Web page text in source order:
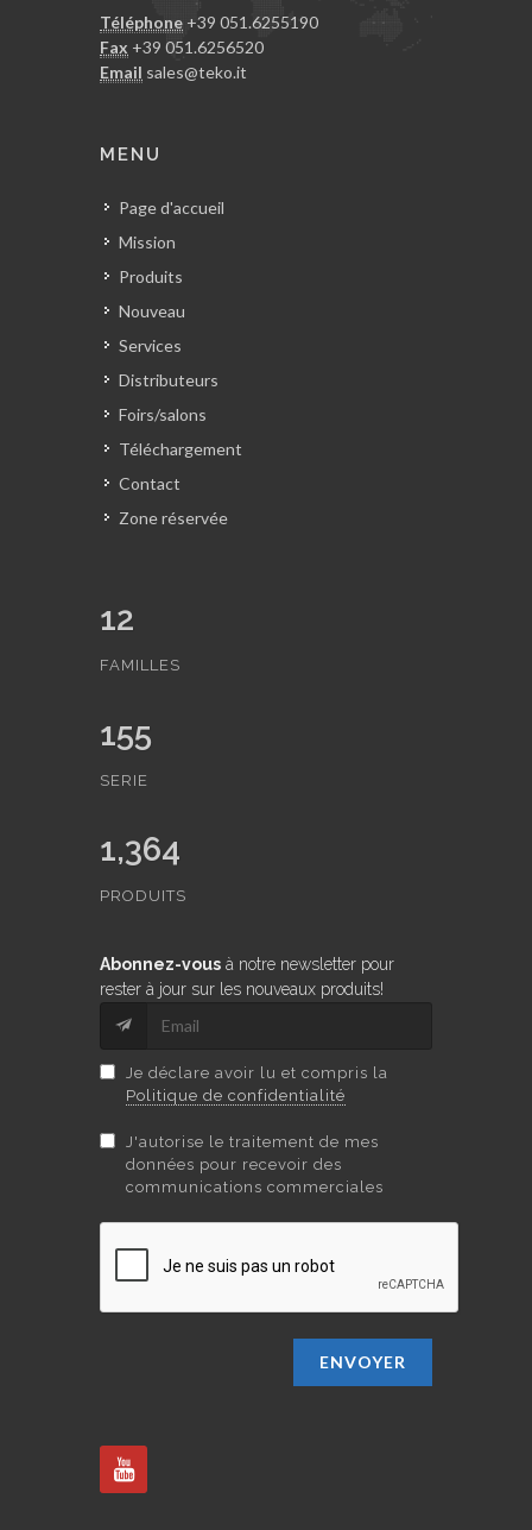
Téléphone +39 051.6255190
Fax +39 051.6256520
Email sales@teko.it
MENU
Page d'accueil
Mission
Produits
Nouveau
Services
Distributeurs
Foirs/salons
Téléchargement
Contact
Zone réservée
12
FAMILLES
155
SERIE
1,364
PRODUITS
Abonnez-vous à notre newsletter pour
rester à jour sur les nouveaux produits!
Je déclare avoir lu et compris la
Politique de confidentialité
J'autorise le traitement de mes
données pour recevoir des
communications commerciales
ENVOYER